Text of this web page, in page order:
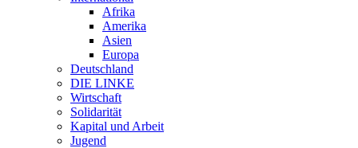
Afrika
Amerika
Asien
Europa
Deutschland
DIE LINKE
Wirtschaft
Solidarität
Kapital und Arbeit
Jugend